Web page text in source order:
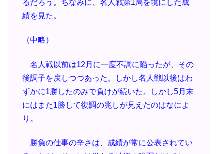
るだろう。ちなみに、名人戦第1局を境にした成
績を見た。
（中略）
名人戦以前は12月に一度不調に陥ったが、その
後調子を戻しつつあった。しかし名人戦以後はわ
ずかに1勝したのみで負けが続いた。しかし5月末
にはまた1勝して復調の兆しが見えたのはなによ
り。
勝負の仕事の辛さは、成績が常に公表されてい